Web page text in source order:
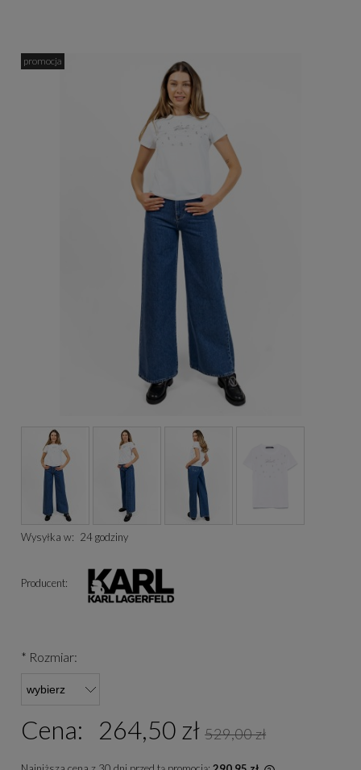
promocja
Wysyłka w: 24 godziny
Producent:
* Rozmiar:
Cena: 264,50 zł 529,00 zł